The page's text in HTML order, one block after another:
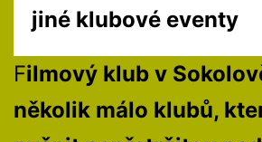
jiné klubové eventy
Filmový klub v
několik málo klubů,